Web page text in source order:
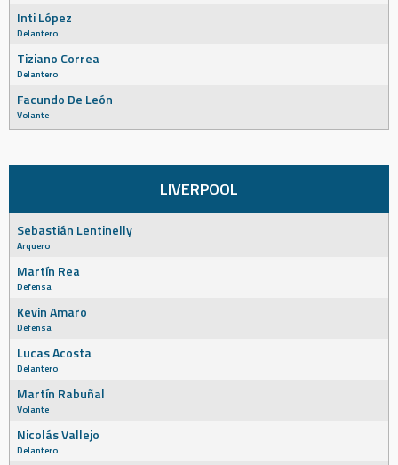
Inti López
Delantero
Tiziano Correa
Delantero
Facundo De León
Volante
LIVERPOOL
Sebastián Lentinelly
Arquero
Martín Rea
Defensa
Kevin Amaro
Defensa
Lucas Acosta
Delantero
Martín Rabuñal
Volante
Nicolás Vallejo
Delantero